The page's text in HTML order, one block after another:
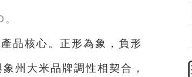
品核心。正形為象，負形
州大米品牌調性相契合，